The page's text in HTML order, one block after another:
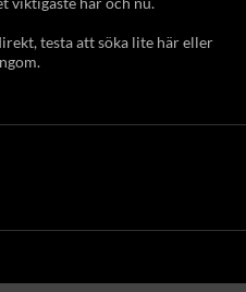
testa att söka lite här eller